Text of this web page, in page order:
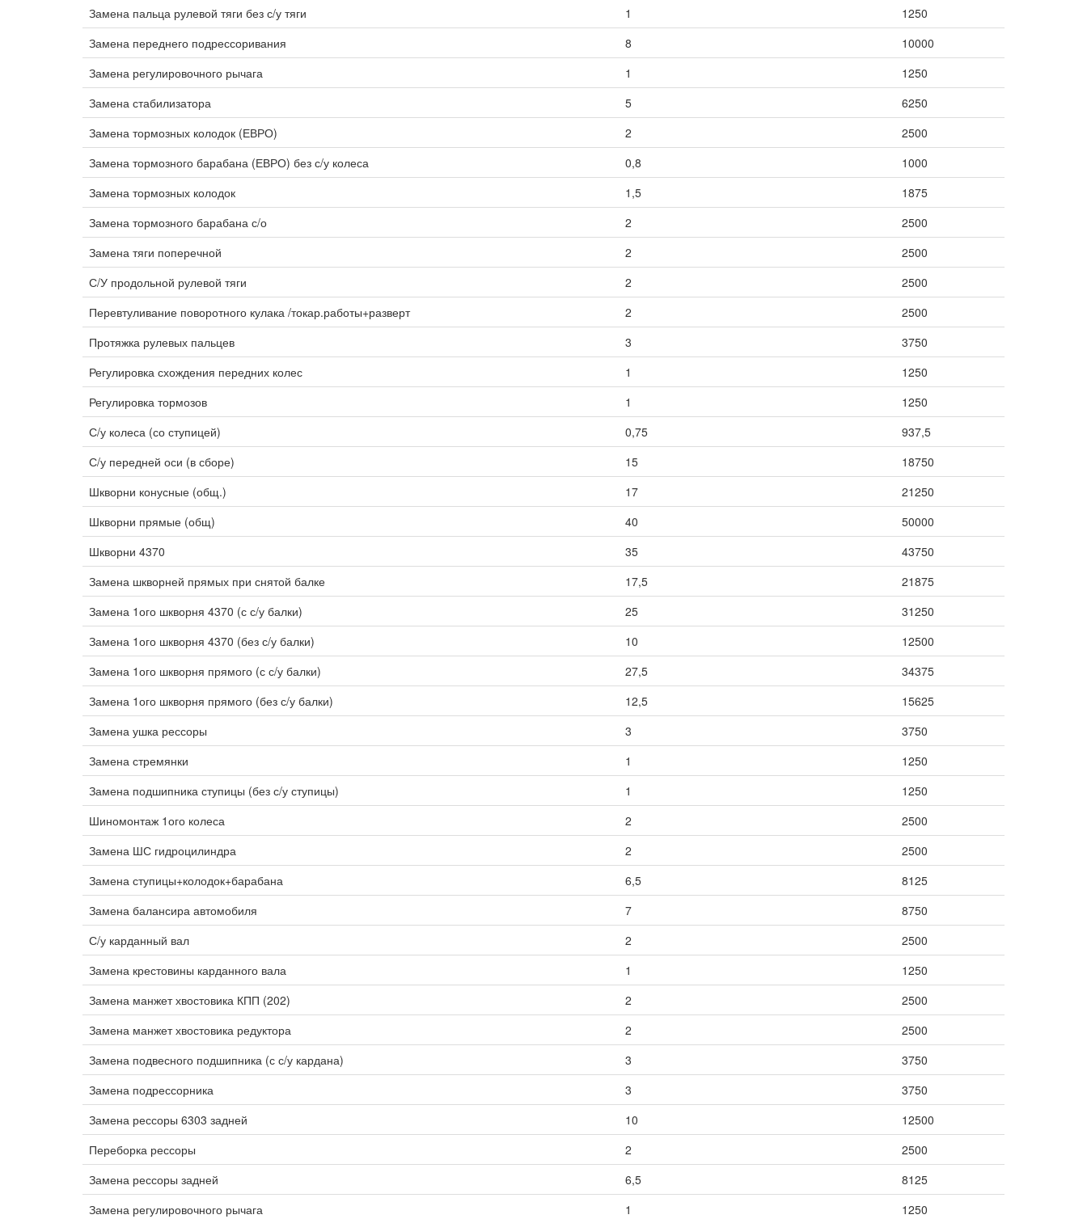
Замена пальца рулевой тяги без с/у тяги
1
1250
Замена переднего подрессоривания
8
10000
Замена регулировочного рычага
1
1250
Замена стабилизатора
5
6250
Замена тормозных колодок (ЕВРО)
2
2500
Замена тормозного барабана (ЕВРО) без с/у колеса
0,8
1000
Замена тормозных колодок
1,5
1875
Замена тормозного барабана с/о
2
2500
Замена тяги поперечной
2
2500
С/У продольной рулевой тяги
2
2500
Перевтуливание поворотного кулака /токар.работы+разверт
2
2500
Протяжка рулевых пальцев
3
3750
Регулировка схождения передних колес
1
1250
Регулировка тормозов
1
1250
С/у колеса (со ступицей)
0,75
937,5
С/у передней оси (в сборе)
15
18750
Шкворни конусные (общ.)
17
21250
Шкворни прямые (общ)
40
50000
Шкворни 4370
35
43750
Замена шкворней прямых при снятой балке
17,5
21875
Замена 1ого шкворня 4370 (с с/у балки)
25
31250
Замена 1ого шкворня 4370 (без с/у балки)
10
12500
Замена 1ого шкворня прямого (с с/у балки)
27,5
34375
Замена 1ого шкворня прямого (без с/у балки)
12,5
15625
Замена ушка рессоры
3
3750
Замена стремянки
1
1250
Замена подшипника ступицы (без с/у ступицы)
1
1250
Шиномонтаж 1ого колеса
2
2500
Замена ШС гидроцилиндра
2
2500
Замена ступицы+колодок+барабана
6,5
8125
Замена балансира автомобиля
7
8750
С/у карданный вал
2
2500
Замена крестовины карданного вала
1
1250
Замена манжет хвостовика КПП (202)
2
2500
Замена манжет хвостовика редуктора
2
2500
Замена подвесного подшипника (с с/у кардана)
3
3750
Замена подрессорника
3
3750
Замена рессоры 6303 задней
10
12500
Переборка рессоры
2
2500
Замена рессоры задней
6,5
8125
Замена регулировочного рычага
1
1250